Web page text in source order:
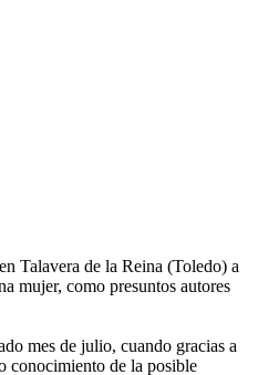
Talavera de la Reina (Toledo) a
mujer, como presuntos autores
mes de julio, cuando gracias a
conocimiento de la posible